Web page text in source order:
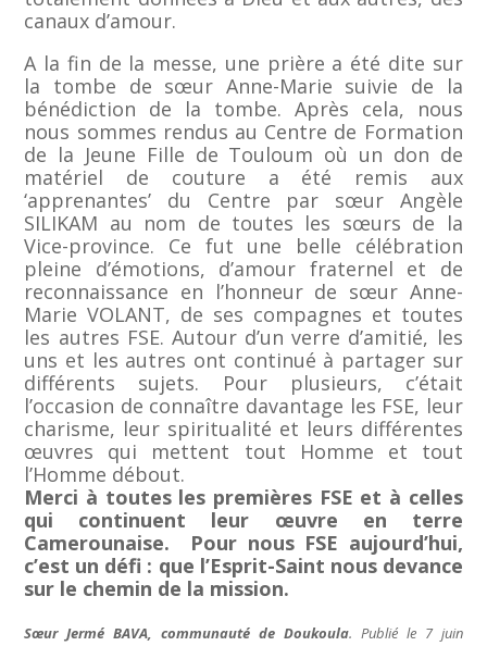
canaux d’amour.
A la fin de la messe, une prière a été dite sur
la tombe de sœur Anne-Marie suivie de la
bénédiction de la tombe. Après cela, nous
nous sommes rendus au Centre de Formation
de la Jeune Fille de Touloum où un don de
matériel de couture a été remis aux
‘apprenantes’ du Centre par sœur Angèle
SILIKAM au nom de toutes les sœurs de la
Vice-province. Ce fut une belle célébration
pleine d’émotions, d’amour fraternel et de
reconnaissance en l’honneur de sœur Anne-
Marie VOLANT, de ses compagnes et toutes
les autres FSE. Autour d’un verre d’amitié, les
uns et les autres ont continué à partager sur
différents sujets. Pour plusieurs, c’était
l’occasion de connaître davantage les FSE, leur
charisme, leur spiritualité et leurs différentes
œuvres qui mettent tout Homme et tout
l’Homme débout.
Merci à toutes les premières FSE et à celles
qui continuent leur œuvre en terre
Camerounaise. Pour nous FSE aujourd’hui,
c’est un défi : que l’Esprit-Saint nous devance
sur le chemin de la mission.
Sœur Jermé BAVA, communauté de Doukoula. Publié le 7 juin